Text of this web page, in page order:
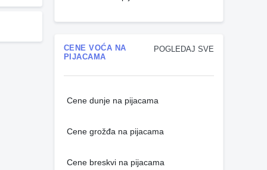
POGLEDAJ SVE
CENE VOĆA NA
PIJACAMA
Cene dunje na pijacama
Cene grožđa na pijacama
Cene breskvi na pijacama